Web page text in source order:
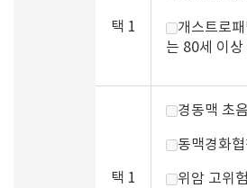
택 1
개스트로
는 80세 이
택 1
경동맥 초
동맥경화
위암 고위